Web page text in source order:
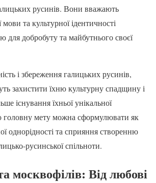
русинів. Вони вважають
та культурної ідентичності
для добробуту та майбутнього своєї
і збереження галицьких русинів,
захистити їхню культурну спадщину і
існування їхньої унікальної
головну мету можна сформулювати як
однорідності та сприяння створенню
русинської спільноти.
москвофілів: Від любові